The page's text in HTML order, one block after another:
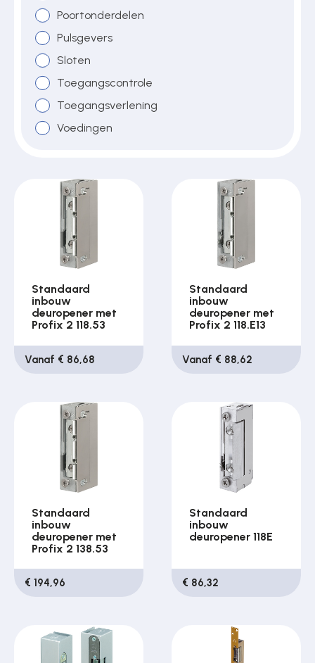
Poortonderdelen
Pulsgevers
Sloten
Toegangscontrole
Toegangsverlening
Voedingen
Standaard
inbouw
deuropener met
Profix 2 118.53
Vanaf € 86,68
Standaard
inbouw
deuropener met
Profix 2 118.E13
Vanaf € 88,62
Standaard
inbouw
deuropener met
Profix 2 138.53
€ 194,96
Standaard
inbouw
deuropener 118E
€ 86,32